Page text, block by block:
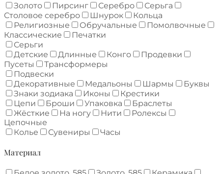
Золото Пирсинг Серебро
Серьга
Столовое серебро
Шнурок
Кольца
Религиозные
Обручальные
Помолвочные
Классические
Печатки
Серьги
Детские
Длинные Конго
Продевки
Пусеты
Трансформеры
Подвески
Декоративные
Медальоны Шармы
Буквы
Знаки зодиака
Иконы
Крестики
Цепи
Броши Упаковка
Браслеты
Жёсткие
На ногу Нити
Ролексы
Цепочные
Колье
Сувениры Часы
Материал